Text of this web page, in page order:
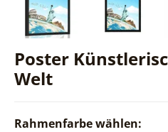
Poster
Welt
Rahmenfarbe wählen: